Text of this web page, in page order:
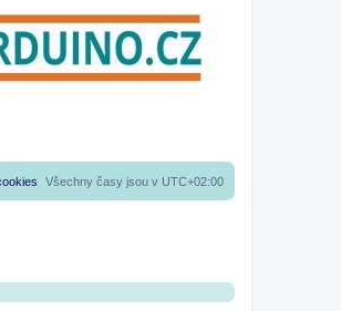
Všechny časy jsou v UTC+02:00